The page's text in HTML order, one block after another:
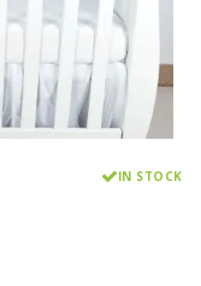
IN STOCK